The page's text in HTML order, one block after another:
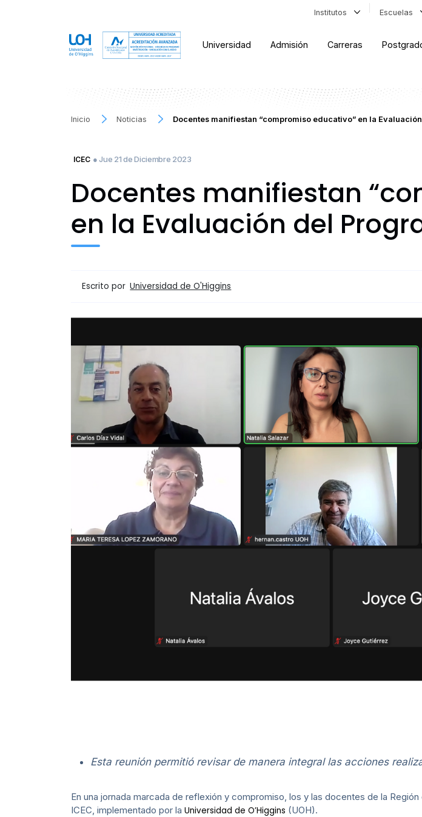
Institutos Escuelas
Universidad Admisión Carreras
Inicio Noticias Docentes manifiestan “compromiso educativo” en la
ICEC ● Jue 21 de Diciembre 2023
Docentes manifiestan
en la Evaluación del
Escrito por Universidad de O'Higgins
Esta reunión permitió revisar de manera integral las acciones
En una jornada marcada de reflexión y compromiso, los y las docentes de la
ICEC, implementado por la Universidad de O’Higgins (UOH).